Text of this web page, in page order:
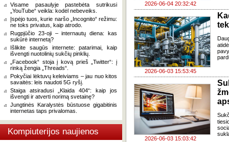
Visame pasaulyje pastebėta sutrikusi
„YouTube“ veikla: kodėl nebeveiks.
Įspėjo tuos, kurie naršo „Incognito“ režimu:
ne toks privatus, kaip atrodo.
Rugpjūčio 23-oji – internautų diena: kas
sukūrė internetą?
Išlikite saugūs internete: patarimai, kaip
išvengti nuotolinių sukčių pinklių.
„Facebook“ stoja į kovą prieš „Twitter“: į
rinką žengia „Threads“.
Pokyčiai lėktuvų keleiviams – jau nuo kitos
savaitės: leis naudoti 5G ryšį.
Staiga atsiradusi „Klaida 404“: kaip jos
išvengti ir atverti norimą svetainę?
Jungtinės Karalystės būstuose gigabitinis
internetas taps privalomas.
Kompiuterijos naujienos
2026-06-04 20:32:42
2026-06-03 15:53:45
2026-06-03 15:03:42